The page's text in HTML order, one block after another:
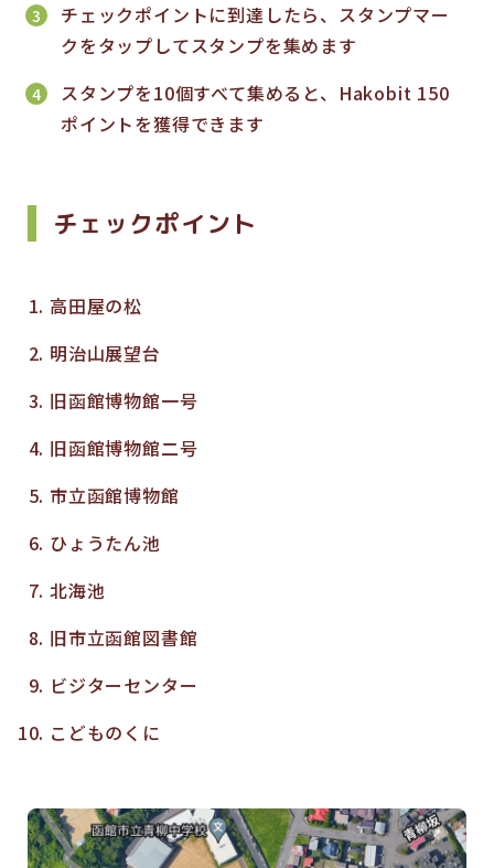
チェックポイントに到達したら、スタンプマー
クをタップしてスタンプを集めます
スタンプを10個すべて集めると、Hakobit 150
ポイントを獲得できます
チェックポイント
高田屋の松
明治山展望台
旧函館博物館一号
旧函館博物館二号
市立函館博物館
ひょうたん池
北海池
旧市立函館図書館
ビジターセンター
こどものくに